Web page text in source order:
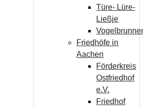
Türe- Lüre-
Ließje
Friedhöfe in
Aachen
Förderkreis
Ostfriedhof
e.V.
Friedhof